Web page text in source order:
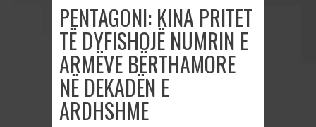
PENTAGONI: KINA PRITET
TË DYFISHOJË NUMRIN E
ARMËVE BËRTHAMORE
NË DEKADËN E
ARDHSHME